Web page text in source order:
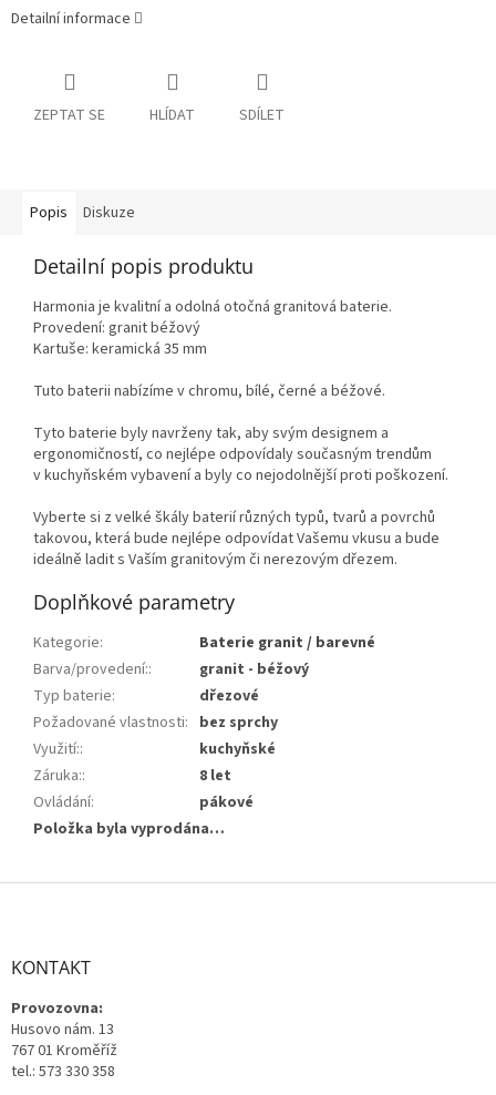
Detailní informace
ZEPTAT SE HLÍDAT SDÍLET
Popis Diskuze
Detailní popis produktu
Harmonia je kvalitní a odolná otočná granitová baterie.
Provedení: granit béžový
Kartuše: keramická 35 mm
Tuto baterii nabízíme v chromu, bílé, černé a béžové.
Tyto baterie byly navrženy tak, aby svým designem a
ergonomičností, co nejlépe odpovídaly současným trendům
v kuchyňském vybavení a byly co nejodolnější proti poškození.
Vyberte si z velké škály baterií různých typů, tvarů a povrchů
takovou, která bude nejlépe odpovídat Vašemu vkusu a bude
ideálně ladit s Vaším granitovým či nerezovým dřezem.
Doplňkové parametry
Kategorie:
Baterie granit / barevné
Barva/provedení::
granit - béžový
Typ baterie:
dřezové
Požadované vlastnosti: bez sprchy
Využití::
kuchyňské
Záruka::
8 let
Ovládání:
pákové
Položka byla vyprodána…
Z
KONTAKT
Provozovna:
Husovo nám. 13
767 01 Kroměříž
tel.: 573 330 358